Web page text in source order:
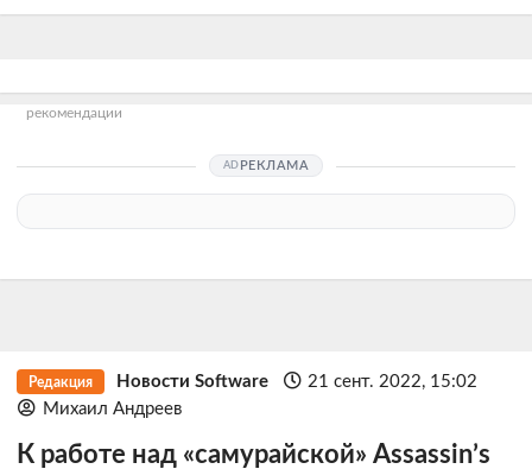
рекомендации
РЕКЛАМА
Редакция Новости Software
21 сент. 2022, 15:02
Михаил Андреев
К работе над «самурайской» Assassin’s